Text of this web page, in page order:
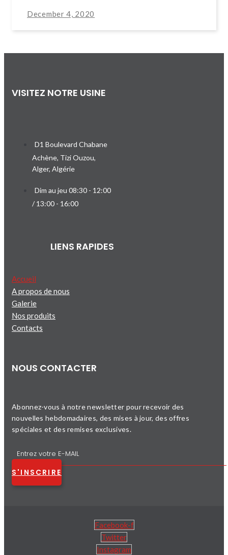
December 4, 2020
VISITEZ NOTRE USINE
D1 Boulevard Chabane
Achène, Tizi Ouzou,
Alger, Algérie
Dim au jeu 08:30 - 12:00
/ 13:00 - 16:00
LIENS RAPIDES
Accueil
A propos de nous
Galerie
Nos produits
Contacts
NOUS CONTACTER
Abonnez-vous à notre newsletter pour recevoir des
nouvelles hebdomadaires, des mises à jour, des offres
spéciales et des remises exclusives.
S'INSCRIRE
Facebook-f
Twitter
Instagram